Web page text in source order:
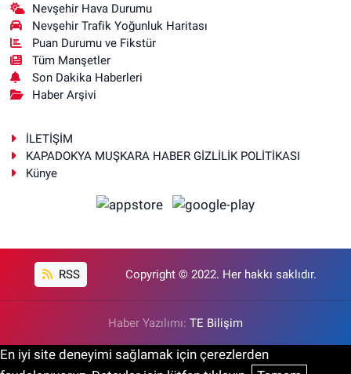
Nevşehir Hava Durumu
Nevşehir Trafik Yoğunluk Haritası
Puan Durumu ve Fikstür
Tüm Manşetler
Son Dakika Haberleri
Haber Arşivi
İLETİŞİM
KAPADOKYA MUŞKARA HABER GİZLİLİK POLİTİKASI
Künye
RSS Copyright © 2022. Her hakkı saklıdır.
Haber Yazılımı: TE Bilişim
En iyi site deneyimi sağlamak için çerezlerden